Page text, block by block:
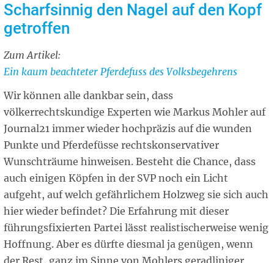
Scharfsinnig den Nagel auf den Kopf
getroffen
Zum Artikel:
Related
Ein kaum beachteter Pferdefuss des Volksbegehrens
Wir können alle dankbar sein, dass
völkerrechtskundige Experten wie Markus Mohler auf
Journal21 immer wieder hochpräzis auf die wunden
Punkte und Pferdefüsse rechtskonservativer
Wunschträume hinweisen. Besteht die Chance, dass
auch einigen Köpfen in der SVP noch ein Licht
aufgeht, auf welch gefährlichem Holzweg sie sich auch
hier wieder befindet? Die Erfahrung mit dieser
führungsfixierten Partei lässt realistischerweise wenig
Hoffnung. Aber es dürfte diesmal ja genügen, wenn
der Rest, ganz im Sinne von Mohlers geradliniger